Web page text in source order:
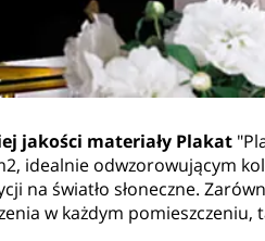
jakości materiały Plakat
idealnie odwzorowującym
na światło słoneczne.
w każdym pomieszczeniu,